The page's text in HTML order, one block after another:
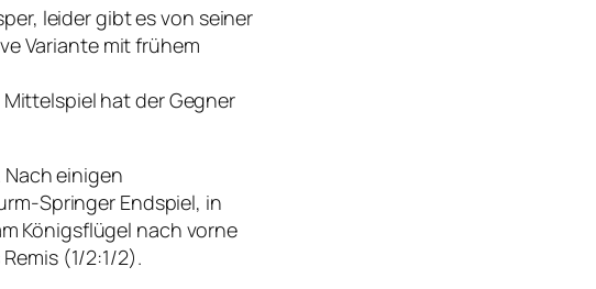
leider gibt es von seiner
Variante mit frühem
hat der Gegner
einigen
Springer Endspiel, in
Königsflügel nach vorne
(1/2:1/2).